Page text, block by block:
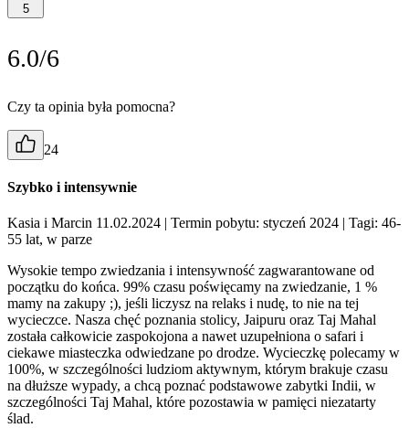
5
6.0/6
Czy ta opinia była pomocna?
24
Szybko i intensywnie
Kasia i Marcin 11.02.2024 | Termin pobytu: styczeń 2024 | Tagi: 46-
55 lat, w parze
Wysokie tempo zwiedzania i intensywność zagwarantowane od
początku do końca. 99% czasu poświęcamy na zwiedzanie, 1 %
mamy na zakupy ;), jeśli liczysz na relaks i nudę, to nie na tej
wycieczce. Nasza chęć poznania stolicy, Jaipuru oraz Taj Mahal
została całkowicie zaspokojona a nawet uzupełniona o safari i
ciekawe miasteczka odwiedzane po drodze. Wycieczkę polecamy w
100%, w szczególności ludziom aktywnym, którym brakuje czasu
na dłuższe wypady, a chcą poznać podstawowe zabytki Indii, w
szczególności Taj Mahal, które pozostawia w pamięci niezatarty
ślad.